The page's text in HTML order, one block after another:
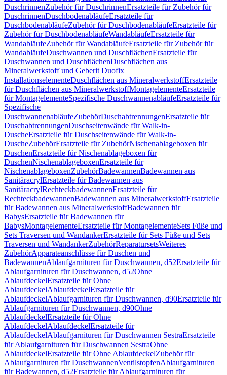
DuschrinnenZubehör für DuschrinnenErsatzteile für Zubehör für
DuschrinnenDuschbodenabläufeErsatzteile für
DuschbodenabläufeZubehör für DuschbodenabläufeErsatzteile für
Zubehör für DuschbodenabläufeWandabläufeErsatzteile für
WandabläufeZubehör für WandabläufeErsatzteile für Zubehör für
WandabläufeDuschwannen und DuschflächenErsatzteile für
Duschwannen und DuschflächenDuschflächen aus
Mineralwerkstoff und Geberit Duofix
InstallationselementeDuschflächen aus MineralwerkstoffErsatzteile
für Duschflächen aus MineralwerkstoffMontagelementeErsatzteile
für MontagelementeSpezifische DuschwannenabläufeErsatzteile für
Spezifische
DuschwannenabläufeZubehörDuschabtrennungenErsatzteile für
DuschabtrennungenDuschseitenwände für Walk-in-
DuscheErsatzteile für Duschseitenwände für Walk-in-
DuscheZubehörErsatzteile für ZubehörNischenablageboxen für
DuschenErsatzteile für Nischenablageboxen für
DuschenNischenablageboxenErsatzteile für
NischenablageboxenZubehörBadewannenBadewannen aus
SanitäracrylErsatzteile für Badewannen aus
SanitäracrylRechteckbadewannenErsatzteile für
RechteckbadewannenBadewannen aus MineralwerkstoffErsatzteile
für Badewannen aus MineralwerkstoffBadewannen für
BabysErsatzteile für Badewannen für
BabysMontagelementeErsatzteile für MontagelementeSets Füße und
Sets Traversen und WandankerErsatzteile für Sets Füße und Sets
Traversen und WandankerZubehörReparatursetsWeiteres
ZubehörApparateanschlüsse für Duschen und
BadewannenAblaufgarnituren für Duschwannen, d52Ersatzteile für
Ablaufgarnituren für Duschwannen, d52Ohne
AblaufdeckelErsatzteile für Ohne
AblaufdeckelAblaufdeckelErsatzteile für
AblaufdeckelAblaufgarnituren für Duschwannen, d90Ersatzteile für
Ablaufgarnituren für Duschwannen, d90Ohne
AblaufdeckelErsatzteile für Ohne
AblaufdeckelAblaufdeckelErsatzteile für
AblaufdeckelAblaufgarnituren für Duschwannen SestraErsatzteile
für Ablaufgarnituren für Duschwannen SestraOhne
AblaufdeckelErsatzteile für Ohne AblaufdeckelZubehör für
Ablaufgarnituren für DuschwannenVentilstopfenAblaufgarnituren
für Badewannen, d52Ersatzteile für Ablaufgarnituren für